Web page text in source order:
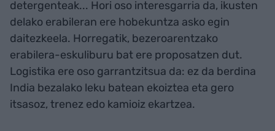
detergenteak... Hori oso interesgarria da, ikusten
delako erabileran ere hobekuntza asko egin
daitezkeela. Horregatik, bezeroarentzako
erabilera-eskuliburu bat ere proposatzen dut.
Logistika ere oso garrantzitsua da: ez da berdina
India bezalako leku batean ekoiztea eta gero
itsasoz, trenez edo kamioiz ekartzea.